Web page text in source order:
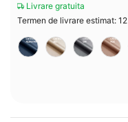
Livrare gratuita
Termen de livrare estimat: